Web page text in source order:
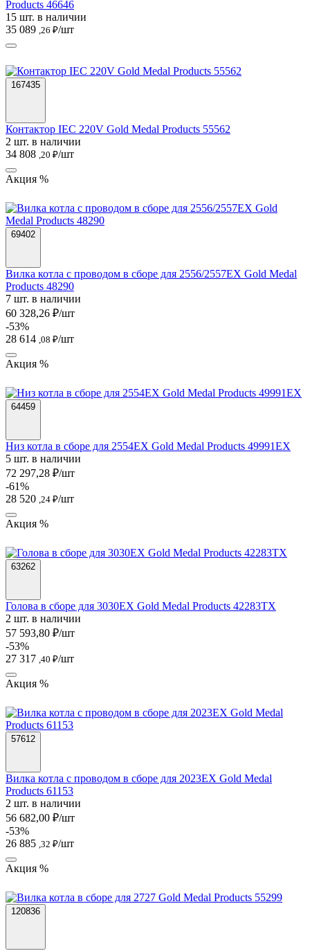
Products 46646
15 шт. в наличии
35 089 ,26 ₽/шт
167435
Контактор IEC 220V Gold Medal Products 55562
2 шт. в наличии
34 808 ,20 ₽/шт
Акция %
69402
Вилка котла с проводом в сборе для 2556/2557EX Gold Medal
Products 48290
7 шт. в наличии
60 328,26 ₽/шт
-53%
28 614 ,08 ₽/шт
Акция %
64459
Низ котла в сборе для 2554EX Gold Medal Products 49991EX
5 шт. в наличии
72 297,28 ₽/шт
-61%
28 520 ,24 ₽/шт
Акция %
63262
Голова в сборе для 3030EX Gold Medal Products 42283TX
2 шт. в наличии
57 593,80 ₽/шт
-53%
27 317 ,40 ₽/шт
Акция %
57612
Вилка котла с проводом в сборе для 2023EX Gold Medal
Products 61153
2 шт. в наличии
56 682,00 ₽/шт
-53%
26 885 ,32 ₽/шт
Акция %
120836